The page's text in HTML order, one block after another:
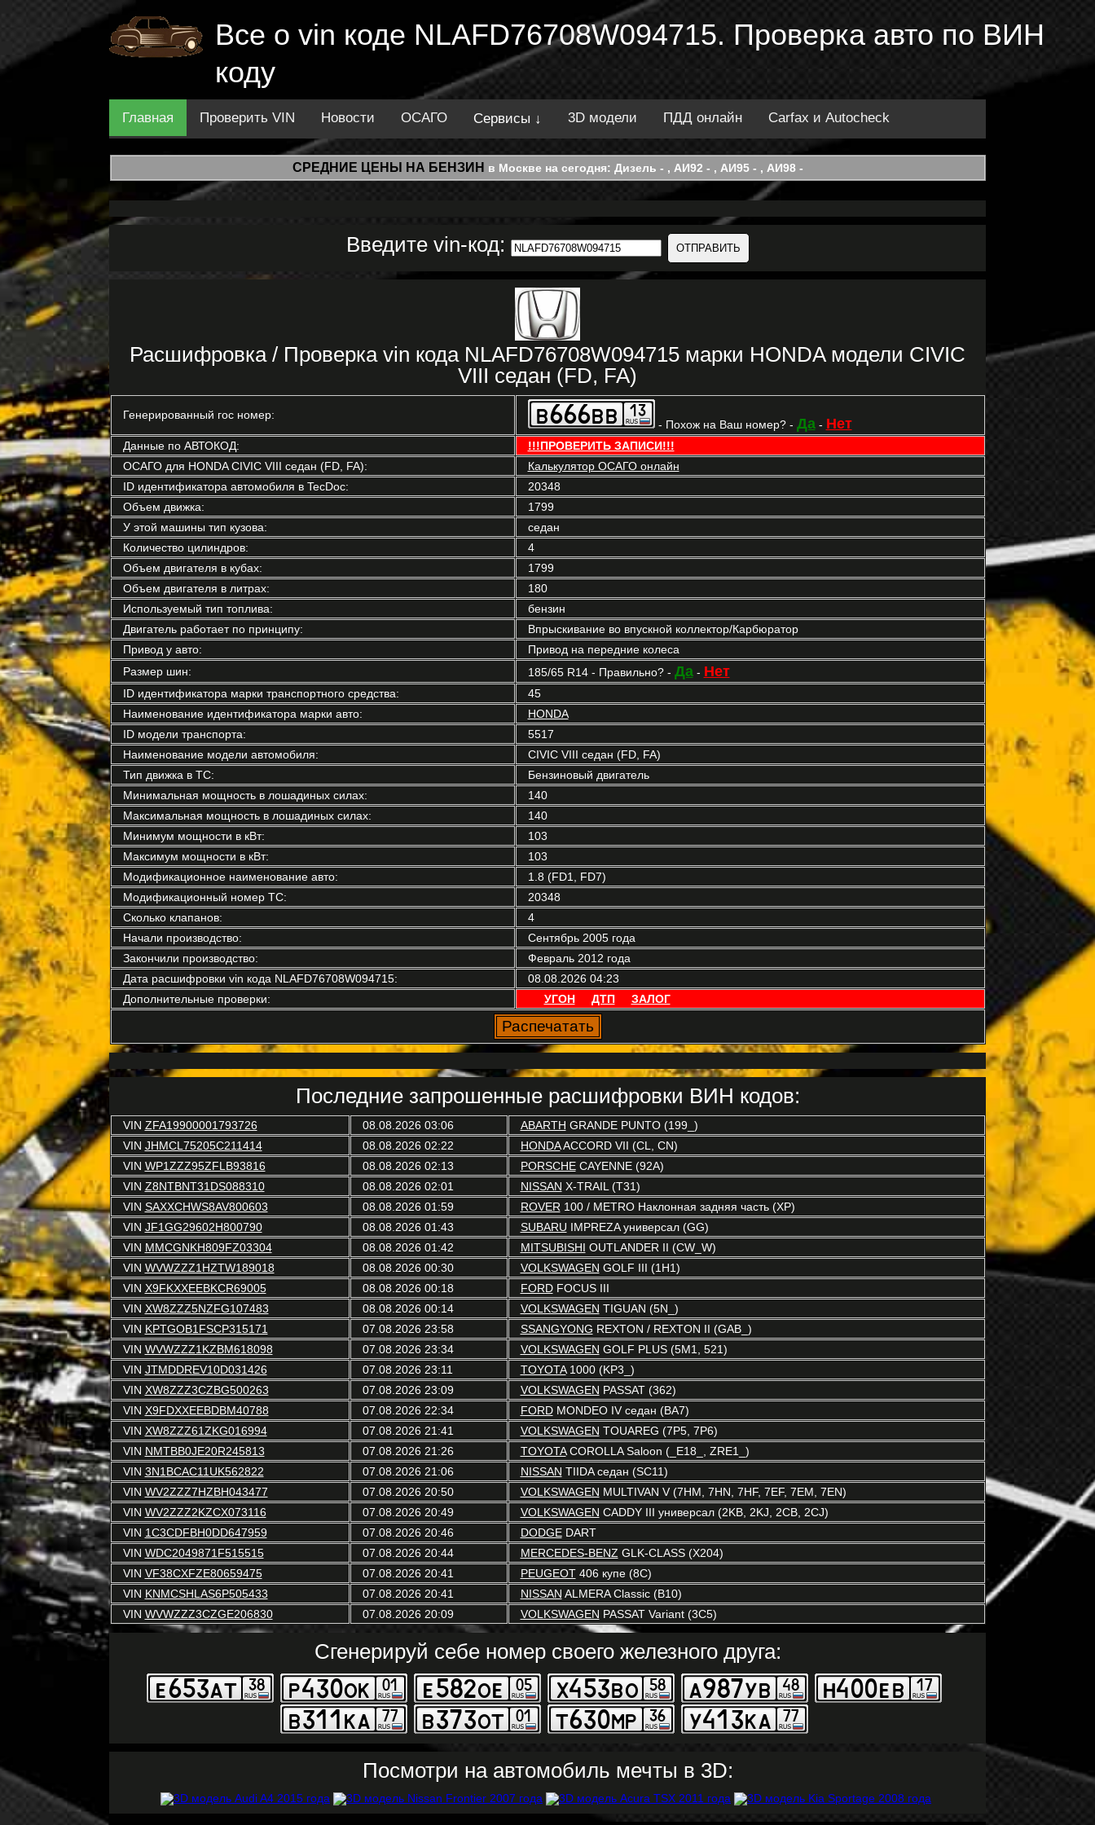
Все о vin коде NLAFD76708W094715. Проверка авто по ВИН
коду
Главная Проверить VIN Новости ОСАГО Сервисы ↓ 3D модели ПДД онлайн Carfax и Autocheck
СРЕДНИЕ ЦЕНЫ НА БЕНЗИН в Москве на сегодня: Дизель - , АИ92 - , АИ95 - , АИ98 -
Введите vin-код:
Расшифровка / Проверка vin кода NLAFD76708W094715 марки HONDA модели CIVIC
VIII седан (FD, FA)
Генерированный гос номер:
- Похож на Ваш номер? - Да- Нет
Данные по АВТОКОД:
!!!ПРОВЕРИТЬ ЗАПИСИ!!!
ОСАГО для HONDA CIVIC VIII седан (FD, FA):
Калькулятор ОСАГО онлайн
ID идентификатора автомобиля в TecDoc:
20348
Объем движка:
1799
У этой машины тип кузова:
седан
Количество цилиндров:
4
Объем двигателя в кубах:
1799
Объем двигателя в литрах:
180
Используемый тип топлива:
бензин
Двигатель работает по принципу:
Впрыскивание во впускной коллектор/Карбюратор
Привод у авто:
Привод на передние колеса
Размер шин:
185/65 R14 - Правильно? - Да- Нет
ID идентификатора марки транспортного средства:
45
Наименование идентификатора марки авто:
HONDA
ID модели транспорта:
5517
Наименование модели автомобиля:
CIVIC VIII седан (FD, FA)
Тип движка в ТС:
Бензиновый двигатель
Минимальная мощность в лошадиных силах:
140
Максимальная мощность в лошадиных силах:
140
Минимум мощности в кВт:
103
Максимум мощности в кВт:
103
Модификационное наименование авто:
1.8 (FD1, FD7)
Модификационный номер ТС:
20348
Сколько клапанов:
4
Начали производство:
Сентябрь 2005 года
Закончили производство:
Февраль 2012 года
Дата расшифровки vin кода NLAFD76708W094715:
08.08.2026 04:23
Дополнительные проверки:
УГОН ДТП ЗАЛОГ
Последние запрошенные расшифровки ВИН кодов:
VIN ZFA19900001793726 08.08.2026 03:06 ABARTH GRANDE PUNTO (199_)
VIN JHMCL75205C211414 08.08.2026 02:22 HONDAACCORD VII (CL, CN)
VIN WP1ZZZ95ZFLB93816 08.08.2026 02:13 PORSCHECAYENNE (92A)
VIN Z8NTBNT31DS088310 08.08.2026 02:01 NISSAN X-TRAIL (T31)
VIN SAXXCHWS8AV800603 08.08.2026 01:59 ROVER 100 / METRO Наклонная задняя часть (XP)
VIN JF1GG29602H800790 08.08.2026 01:43 SUBARU IMPREZA универсал (GG)
VIN MMCGNKH809FZ03304 08.08.2026 01:42 MITSUBISHI OUTLANDER II (CW_W)
VIN WVWZZZ1HZTW189018 08.08.2026 00:30 VOLKSWAGEN GOLF III (1H1)
VIN X9FKXXEEBKCR69005 08.08.2026 00:18 FORDFOCUS III
VIN XW8ZZZ5NZFG107483 08.08.2026 00:14 VOLKSWAGEN TIGUAN (5N_)
VIN KPTGOB1FSCP315171 07.08.2026 23:58 SSANGYONG REXTON / REXTON II (GAB_)
VIN WVWZZZ1KZBM618098 07.08.2026 23:34 VOLKSWAGEN GOLF PLUS (5M1, 521)
VIN JTMDDREV10D031426 07.08.2026 23:11 TOYOTA1000 (KP3_)
VIN XW8ZZZ3CZBG500263 07.08.2026 23:09 VOLKSWAGEN PASSAT (362)
VIN X9FDXXEEBDBM40788 07.08.2026 22:34 FORDMONDEO IV седан (BA7)
VIN XW8ZZZ61ZKG016994 07.08.2026 21:41 VOLKSWAGEN TOUAREG (7P5, 7P6)
VIN NMTBB0JE20R245813 07.08.2026 21:26 TOYOTACOROLLA Saloon (_E18_, ZRE1_)
VIN 3N1BCAC11UK562822 07.08.2026 21:06 NISSAN TIIDA седан (SC11)
VIN WV2ZZZ7HZBH043477 07.08.2026 20:50 VOLKSWAGEN MULTIVAN V (7HM, 7HN, 7HF, 7EF, 7EM, 7EN)
VIN WV2ZZZ2KZCX073116 07.08.2026 20:49 VOLKSWAGEN CADDY III универсал (2KB, 2KJ, 2CB, 2CJ)
VIN 1C3CDFBH0DD647959 07.08.2026 20:46 DODGEDART
VIN WDC2049871F515515 07.08.2026 20:44 MERCEDES-BENZ GLK-CLASS (X204)
VIN VF38CXFZE80659475 07.08.2026 20:41 PEUGEOT406 купе (8C)
VIN KNMCSHLAS6P505433 07.08.2026 20:41 NISSAN ALMERA Classic (B10)
VIN WVWZZZ3CZGE206830 07.08.2026 20:09 VOLKSWAGEN PASSAT Variant (3C5)
Сгенерируй себе номер своего железного друга:
Посмотри на автомобиль мечты в 3D: